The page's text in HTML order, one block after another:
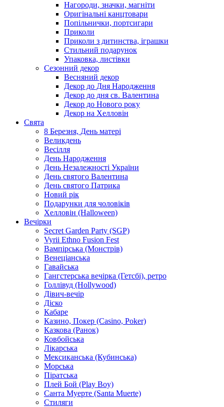
Нагороди, значки, магніти
Оригінальні канцтовари
Попільнички, портсигари
Приколи
Приколи з дитинства, іграшки
Стильний подарунок
Упаковка, листівки
Сезонний декор
Весняний декор
Декор до Дня Народження
Декор до дня св. Валентина
Декор до Нового року
Декор на Хелловін
Свята
8 Березня, День матері
Великдень
Весілля
День Народження
День Незалежності України
День святого Валентина
День святого Патрика
Новий рік
Подарунки для чоловіків
Хелловін (Halloween)
Вечірки
Secret Garden Party (SGP)
Vyrii Ethno Fusion Fest
Вампірська (Монстрів)
Венеціанська
Гавайська
Гангстерська вечірка (Гетсбі), ретро
Голлівуд (Hollywood)
Дівич-вечір
Діско
Кабаре
Казино, Покер (Casino, Poker)
Казкова (Ранок)
Ковбойська
Лікарська
Мексиканська (Кубинська)
Морська
Піратська
Плей Бой (Play Boy)
Санта Муерте (Santa Muerte)
Стиляги